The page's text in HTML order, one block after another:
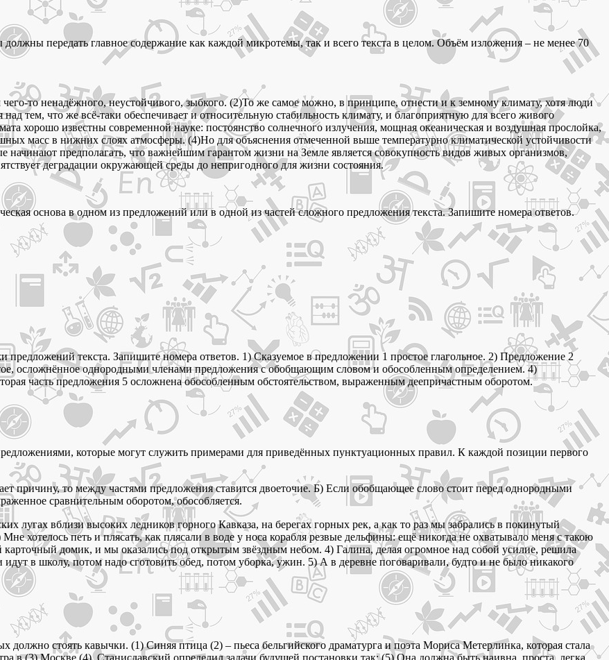
передать главное содержание как каждой микротемы, так и всего текста в целом. Объём изложения – не менее 70
то ненадёжного, неустойчивого, зыбкого. (2)То же самое можно, в принципе, отнести и к земному климату, хотя люди
над тем, что же всё-таки обеспечивает и относительную стабильность климату, и благоприятную для всего живого
хорошо известны современной науке: постоянство солнечного излучения, мощная океаническая и воздушная прослойка,
масс в нижних слоях атмосферы. (4)Но для объяснения отмеченной выше температурно климатической устойчивости
начинают предполагать, что важнейшим гарантом жизни на Земле является совокупность видов живых организмов,
деградации окружающей среды до непригодного для жизни состояния.
основа в одном из предложений или в одной из частей сложного предложения текста. Запишите номера ответов.
текста. Запишите номера ответов. 1) Сказуемое в предложении 1 простое глагольное. 2) Предложение 2
осложнённое однородными членами предложения с обобщающим словом и обособленным определением. 4)
часть предложения 5 осложнена обособленным обстоятельством, выраженным деепричастным оборотом.
которые могут служить примерами для приведённых пунктуационных правил. К каждой позиции первого
причину, то между частями предложения ставится двоеточие. Б) Если обобщающее слово стоит перед однородными
сравнительным оборотом, обособляется.
лугах вблизи высоких ледников горного Кавказа, на берегах горных рек, а как то раз мы забрались в покинутый
хотелось петь и плясать, как плясали в воде у носа корабля резвые дельфины: ещё никогда не охватывало меня с такою
домик, и мы оказались под открытым звёздным небом. 4) Галина, делая огромное над собой усилие, решила
в школу, потом надо сготовить обед, потом уборка, ужин. 5) А в деревне поговаривали, будто и не было никакого
должно стоять кавычки. (1) Синяя птица (2) – пьеса бельгийского драматурга и поэта Мориса Метерлинка, которая стала
в (3) Москве (4). Станиславский определил задачи будущей постановки так: (5) Она должна быть наивна, проста, легка,